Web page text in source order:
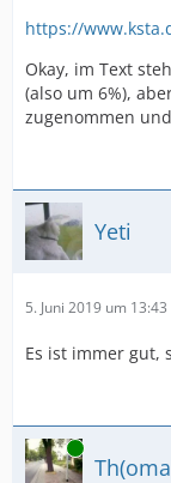
https://
Okay, im Text
(also um 6%),
zugenommen
Yeti
5. Juni 2019 um 13:43
Es ist immer gut,
Online